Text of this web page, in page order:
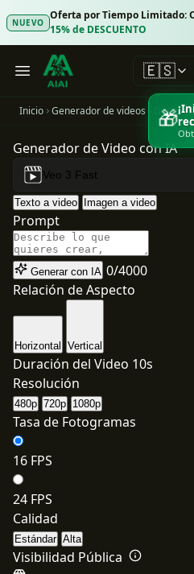
NUEVO
Oferta por Tiempo Limitado:
15% de DESCUENTO
🇪🇸
🎁
Inicio Generador de videos
Generador de Video con IA
Veo 3 Fast
Texto a video Imagen a video
Prompt
Generar con IA 0/4000
Relación de Aspecto
Horizontal Vertical
Duración del Video 10s
Resolución
480p 720p 1080p
Tasa de Fotogramas
16 FPS
24 FPS
Calidad
Estándar Alta
Visibilidad Pública